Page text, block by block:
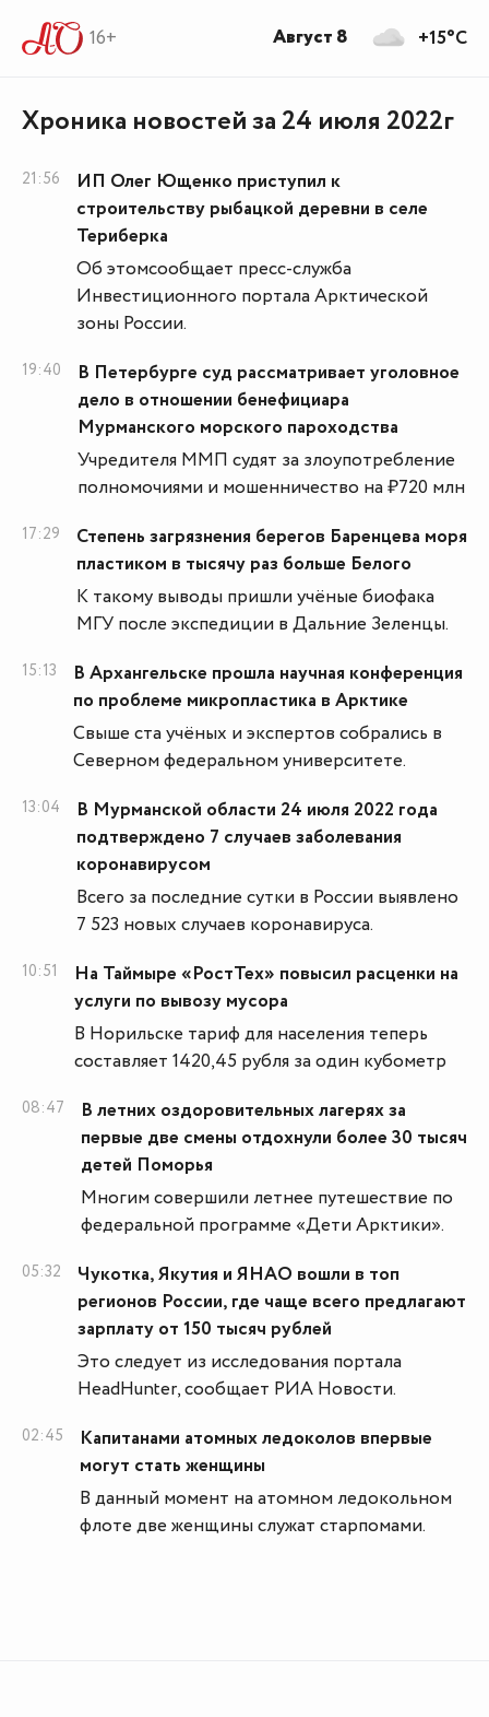
16+
Хроника новостей за 24 июля 2022г
21:56
ИП Олег Ющенко приступил к
строительству рыбацкой деревни в селе
Териберка
Об этомсообщает пресс-служба
Инвестиционного портала Арктической
зоны России.
19:40
В Петербурге суд рассматривает уголовное
дело в отношении бенефициара
Мурманского морского пароходства
Учредителя ММП судят за злоупотребление
полномочиями и мошенничество на ₽720 млн
17:29
Степень загрязнения берегов Баренцева моря
пластиком в тысячу раз больше Белого
К такому выводы пришли учёные биофака
МГУ после экспедиции в Дальние Зеленцы.
15:13
В Архангельске прошла научная конференция
по проблеме микропластика в Арктике
Свыше ста учёных и экспертов собрались в
Северном федеральном университете.
13:04
В Мурманской области 24 июля 2022 года
подтверждено 7 случаев заболевания
коронавирусом
Всего за последние сутки в России выявлено
7 523 новых случаев коронавируса.
10:51
На Таймыре «РостТех» повысил расценки на
услуги по вывозу мусора
В Норильске тариф для населения теперь
составляет 1420,45 рубля за один кубометр
08:47
В летних оздоровительных лагерях за
первые две смены отдохнули более 30 тысяч
детей Поморья
Многим совершили летнее путешествие по
федеральной программе «Дети Арктики».
05:32
Чукотка, Якутия и ЯНАО вошли в топ
регионов России, где чаще всего предлагают
зарплату от 150 тысяч рублей
Это следует из исследования портала
HeadHunter, сообщает РИА Новости.
02:45
Капитанами атомных ледоколов впервые
могут стать женщины
В данный момент на атомном ледокольном
флоте две женщины служат старпомами.
+15°C
Август 8